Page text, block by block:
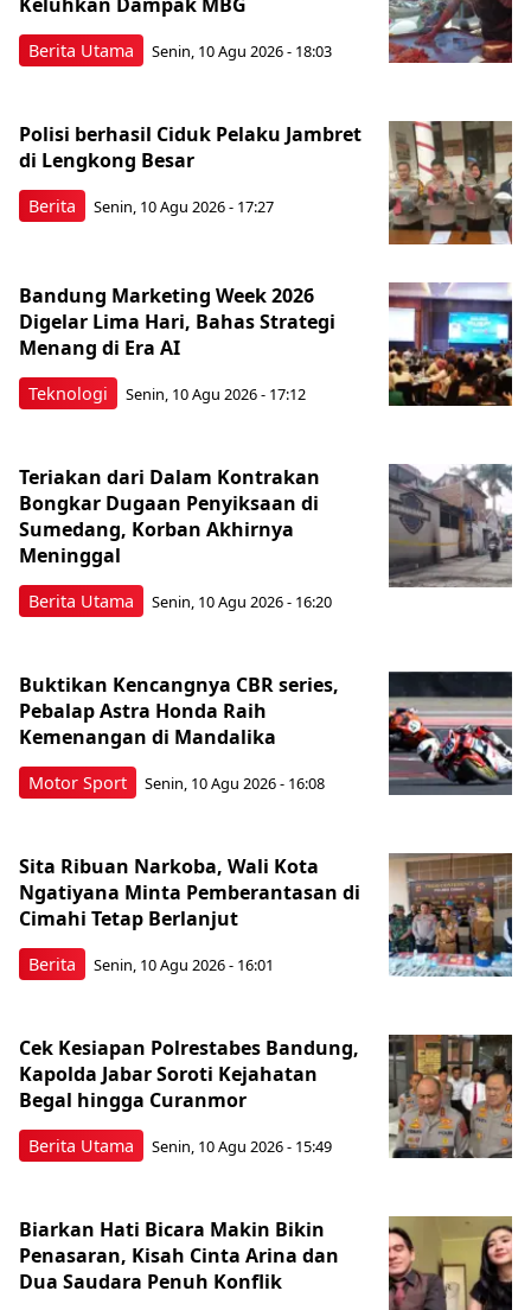
Berita Utama Senin, 10 Agu 2026 - 18:03
Berita
Polisi berhasil Ciduk Pelaku Jambret
di Lengkong Besar
Senin, 10 Agu 2026 - 17:27
Teknologi
Bandung Marketing Week 2026
Digelar Lima Hari, Bahas Strategi
Menang di Era AI
Senin, 10 Agu 2026 - 17:12
Berita Utama
Teriakan dari Dalam Kontrakan
Bongkar Dugaan Penyiksaan di
Sumedang, Korban Akhirnya
Meninggal
Senin, 10 Agu 2026 - 16:20
Motor Sport
Buktikan Kencangnya CBR series,
Pebalap Astra Honda Raih
Kemenangan di Mandalika
Senin, 10 Agu 2026 - 16:08
Berita
Sita Ribuan Narkoba, Wali Kota
Ngatiyana Minta Pemberantasan di
Cimahi Tetap Berlanjut
Senin, 10 Agu 2026 - 16:01
Berita Utama
Cek Kesiapan Polrestabes Bandung,
Kapolda Jabar Soroti Kejahatan
Begal hingga Curanmor
Senin, 10 Agu 2026 - 15:49
Biarkan Hati Bicara Makin Bikin
Penasaran, Kisah Cinta Arina dan
Dua Saudara Penuh Konflik